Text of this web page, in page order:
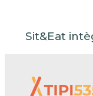
Sit&Eat